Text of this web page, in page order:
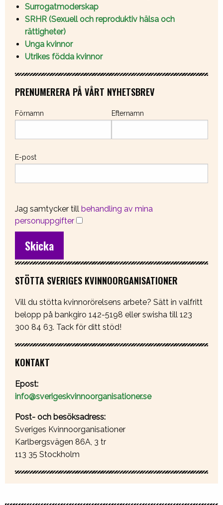
Surrogatmoderskap
SRHR (Sexuell och reproduktiv hälsa och
rättigheter)
Unga kvinnor
Utrikes födda kvinnor
PRENUMERERA PÅ VÅRT NYHETSBREV
Förnamn Efternamn
E-post
Jag samtycker till behandling av mina
personuppgifter
STÖTTA SVERIGES KVINNOORGANISATIONER
Vill du stötta kvinnorörelsens arbete? Sätt in valfritt
belopp på bankgiro 142-5198 eller swisha till 123
300 84 63. Tack för ditt stöd!
KONTAKT
Epost:
info@sverigeskvinnoorganisationer.se
Post- och besöksadress:
Sveriges Kvinnoorganisationer
Karlbergsvägen 86A, 3 tr
113 35 Stockholm